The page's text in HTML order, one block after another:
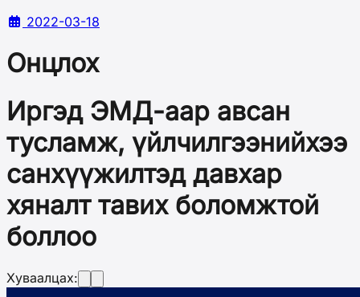
2022-03-18
Онцлох
Иргэд ЭМД-аар авсан
тусламж, үйлчилгээнийхээ
санхүүжилтэд давхар
хяналт тавих боломжтой
боллоо
Хуваалцах: